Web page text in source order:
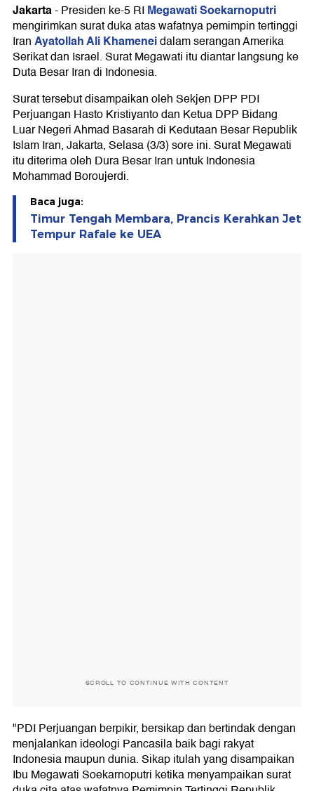
Jakarta-Presiden ke-5 RIMegawati Soekarnoputri
mengirimkan surat duka atas wafatnya pemimpin tertinggi
IranAyatollah Ali Khameneidalam serangan Amerika
Serikat dan Israel. Surat Megawati itu diantar langsung ke
Duta Besar Iran di Indonesia.
Surat tersebut disampaikan oleh Sekjen DPP PDI
Perjuangan Hasto Kristiyanto dan Ketua DPP Bidang
Luar Negeri Ahmad Basarah di Kedutaan Besar Republik
Islam Iran, Jakarta, Selasa (3/3) sore ini. Surat Megawati
itu diterima oleh Dura Besar Iran untuk Indonesia
Mohammad Boroujerdi.
Baca juga:
Timur Tengah Membara, Prancis Kerahkan Jet
Tempur Rafale ke UEA
SCROLL TO CONTINUE WITH CONTENT
"PDI Perjuangan berpikir, bersikap dan bertindak dengan
menjalankan ideologi Pancasila baik bagi rakyat
Indonesia maupun dunia. Sikap itulah yang disampaikan
Ibu Megawati Soekarnoputri ketika menyampaikan surat